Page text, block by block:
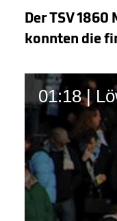
Der TSV
konnten die
01:18 |